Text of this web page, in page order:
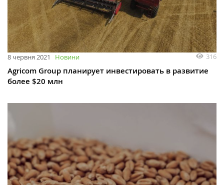
8 червня 2021 Новини 316
Agricom Group планирует инвестировать в развитие
более $20 млн